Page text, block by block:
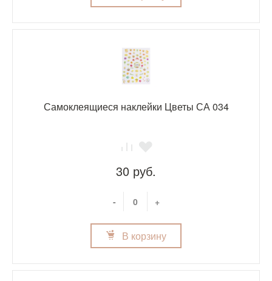
Самоклеящиеся наклейки Цветы СА 034
30 руб.
- +
В корзину